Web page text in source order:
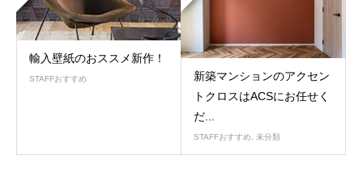
輸入壁紙のおススメ新作！
STAFFおすすめ
新築マンションのアクセン
トクロスはACSにお任せく
だ...
STAFFおすすめ 未分類